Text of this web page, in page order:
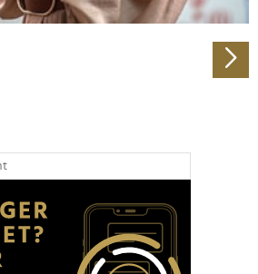
Website an unsere Partner für
möglicherweise mit
die Sie ihnen bereitgestellt